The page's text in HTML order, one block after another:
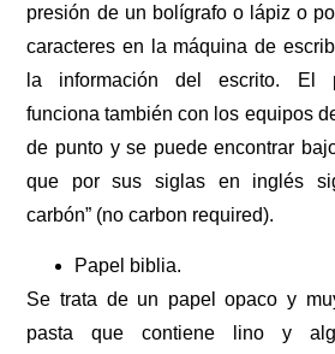
presión de un bolígrafo o lápiz o
caracteres en la máquina de
la información del escrito. El
funciona también con los equipos
de punto y se puede encontrar
que por sus siglas en inglés
carbón” (no carbon required).
Papel biblia.
Se trata de un papel opaco y
pasta que contiene lino y